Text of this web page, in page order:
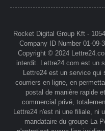
Rocket Digital Group Kft -
Company ID Number 01-09-
Copyright © 2024
interdit. Lettre24.com est un
Lettre24 est un service qui
courriers en ligne, en
postal de manière rapide
commercial privé,
Lettre24 n'est ni une filiale, ni
mandataire du groupe La